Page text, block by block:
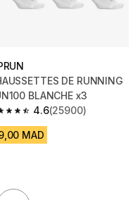
DE RUNNING
BLANCHE x3
4.6
out of 5 stars from 25900
(25900)
MAD